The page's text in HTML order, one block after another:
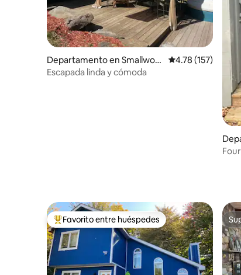
Departamento en Smallwoo
d
Calificación
4.78 (157)
Escapada linda y cómoda
De los mejores en Favorito entre huéspedes
Favorito entre huéspedes